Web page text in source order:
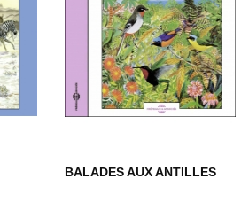
BALADES AUX ANTILLES